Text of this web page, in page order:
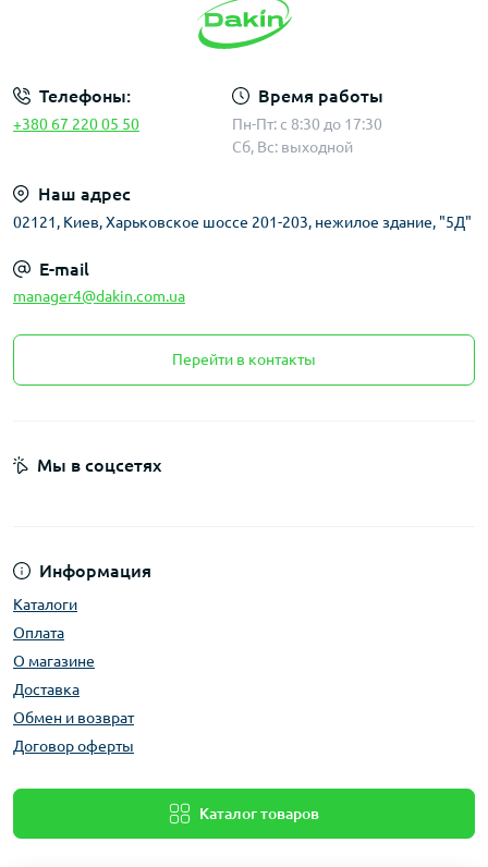
Телефоны:
+380 67 220 05 50
Время работы
Пн-Пт: с 8:30 до 17:30
Сб, Вс: выходной
Наш адрес
02121, Киев, Харьковское шоссе 201-203, нежилое здание, "5Д"
E-mail
manager4@dakin.com.ua
Перейти в контакты
Информация
Каталоги
Оплата
О магазине
Доставка
Обмен и возврат
Договор оферты
Каталог товаров
Мы в соцсетях